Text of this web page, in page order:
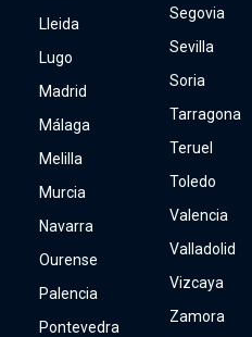
Lleida
Lugo
Madrid
Málaga
Melilla
Murcia
Navarra
Ourense
Palencia
Pontevedra
Segovia
Sevilla
Soria
Tarragona
Teruel
Toledo
Valencia
Valladolid
Vizcaya
Zamora